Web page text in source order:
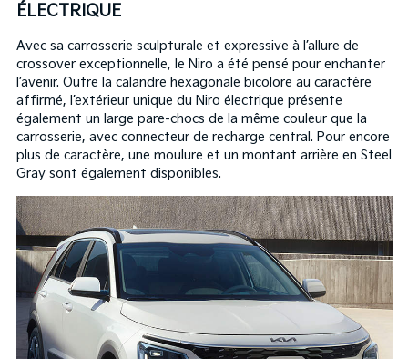
ÉLECTRIQUE
Avec sa carrosserie sculpturale et expressive à l’allure de
crossover exceptionnelle, le Niro a été pensé pour enchanter
l’avenir. Outre la calandre hexagonale bicolore au caractère
affirmé, l’extérieur unique du Niro électrique présente
également un large pare-chocs de la même couleur que la
carrosserie, avec connecteur de recharge central. Pour encore
plus de caractère, une moulure et un montant arrière en Steel
Gray sont également disponibles.